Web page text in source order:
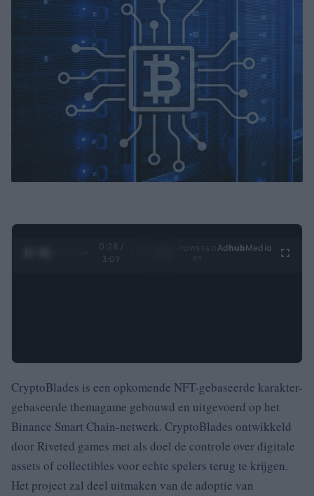
0:29 /
3:09
Ad hubMedia
CryptoBlades is een opkomende NFT-gebaseerde karakter-
gebaseerde themagame gebouwd en uitgevoerd op het
Binance Smart Chain-netwerk. CryptoBlades ontwikkeld
door Riveted games met als doel de controle over digitale
assets of collectibles voor echte spelers terug te krijgen.
Het project zal deel uitmaken van de adoptie van